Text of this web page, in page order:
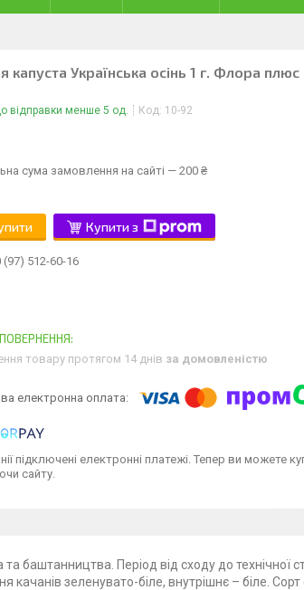
капуста Українська осінь 1 г. Флора плюс
відправки менше 5 од. Код: 10-92
сума замовлення на сайті — 200 ₴
Купити з
(97) 512-60-16
товару протягом 14 днів за домовленістю
підключені електронні платежі. Тепер ви можете
сайту.
баштанництва. Період від сходу до технічної
зеленувато-біле, внутрішнє – біле. Сорт